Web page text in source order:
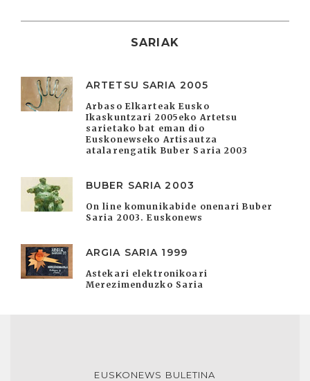
SARIAK
ARTETSU SARIA 2005
Arbaso Elkarteak Eusko
Ikaskuntzari 2005eko Artetsu
sarietako bat eman dio
Euskonewseko Artisautza
atalarengatik Buber Saria 2003
BUBER SARIA 2003
On line komunikabide onenari Buber
Saria 2003. Euskonews
ARGIA SARIA 1999
Astekari elektronikoari
Merezimenduzko Saria
EUSKONEWS BULETINA